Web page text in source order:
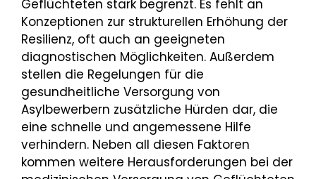
Geflüchteten stark begrenzt. Es fehlt an
Konzeptionen zur strukturellen Erhöhung der
Resilienz, oft auch an geeigneten
diagnostischen Möglichkeiten. Außerdem
stellen die Regelungen für die
gesundheitliche Versorgung von
Asylbewerbern zusätzliche Hürden dar, die
eine schnelle und angemessene Hilfe
verhindern. Neben all diesen Faktoren
kommen weitere Herausforderungen bei der